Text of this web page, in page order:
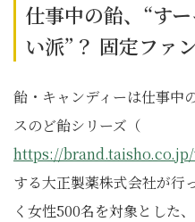
仕事中の飴、“す
い派”？ 固定ファ
飴・キャンディーは仕事
スのど飴シリーズ（
https://
する大正製薬株式会社が行
く女性500名を対象とした